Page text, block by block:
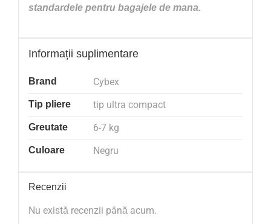
standardele pentru bagajele de mana.
Informații suplimentare
Brand Cybex
Tip pliere tip ultra compact
Greutate 6-7 kg
Culoare Negru
Recenzii
Nu există recenzii până acum.